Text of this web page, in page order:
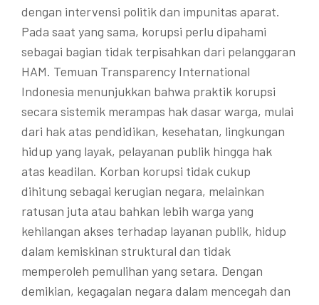
dengan intervensi politik dan impunitas aparat.
Pada saat yang sama, korupsi perlu dipahami
sebagai bagian tidak terpisahkan dari pelanggaran
HAM. Temuan Transparency International
Indonesia menunjukkan bahwa praktik korupsi
secara sistemik merampas hak dasar warga, mulai
dari hak atas pendidikan, kesehatan, lingkungan
hidup yang layak, pelayanan publik hingga hak
atas keadilan. Korban korupsi tidak cukup
dihitung sebagai kerugian negara, melainkan
ratusan juta atau bahkan lebih warga yang
kehilangan akses terhadap layanan publik, hidup
dalam kemiskinan struktural dan tidak
memperoleh pemulihan yang setara. Dengan
demikian, kegagalan negara dalam mencegah dan